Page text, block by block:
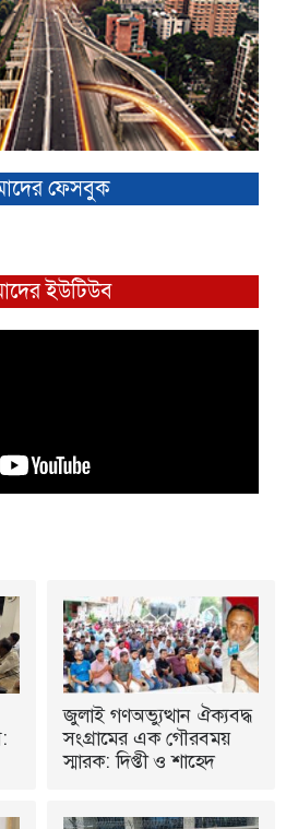
ফেসবুক
ইউটিউব
জুলাই গণঅভ্যুত্থান ঐক্যবদ্ধ
সংগ্রামের এক গৌরবময়
স্মারক: দিপ্তী ও শাহেদ